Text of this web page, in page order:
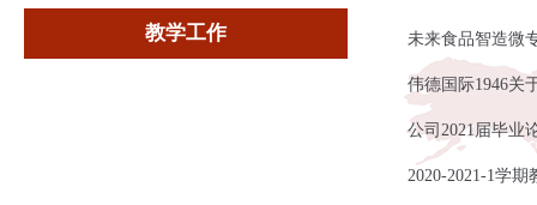
教学工作 未来食品智造微
伟德国际1946关
公司2021届毕业
2020-2021-1学